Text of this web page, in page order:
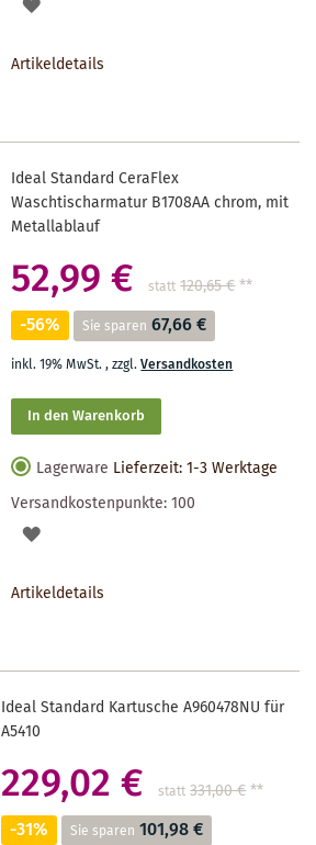
Artikeldetails
Ideal Standard CeraFlex
Waschtischarmatur B1708AA chrom, mit
Metallablauf
52,99 € statt 120,65 €**
-56% Sie sparen 67,66 €
inkl. 19% MwSt.,zzgl.Versandkosten
In den Warenkorb
Lagerware Lieferzeit: 1-3 Werktage
Versandkostenpunkte:100
AUF
Artikeldetails
Ideal Standard Kartusche A960478NU für
A5410
229,02 € statt 331,00 €**
-31% Sie sparen 101,98 €